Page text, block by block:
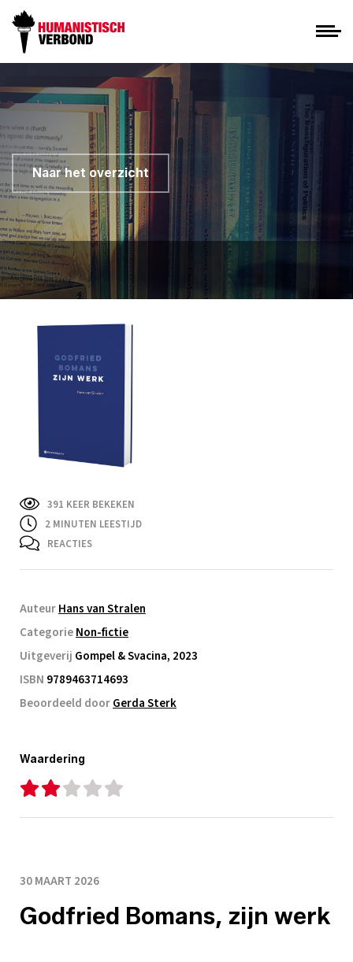
Naar het overzicht
391 KEER BEKEKEN
2 MINUTEN LEESTIJD
REACTIES
AuteurHans van Stralen
CategorieNon-fictie
Uitgeverij Gompel & Svacina, 2023
ISBN 9789463714693
Beoordeeld doorGerda Sterk
Waardering
30 MAART 2026
Godfried Bomans, zijn werk